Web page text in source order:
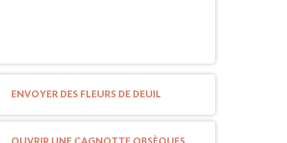
ENVOYER DES FLEURS DE DEUIL